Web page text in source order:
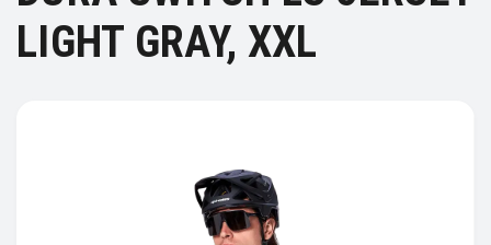
LIGHT GRAY, XXL